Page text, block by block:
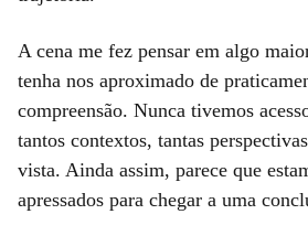
A cena me fez pensar em algo
tenha nos aproximado de
compreensão. Nunca tivemos
tantos contextos, tantas
vista. Ainda assim, parece que
apressados para chegar a uma